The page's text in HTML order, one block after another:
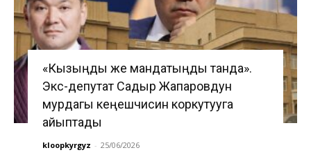
«Кызыңды же мандатыңды танда».
Экс-депутат Садыр Жапаровдун
мурдагы кеңешчисин коркутууга
айыптады
kloopkyrgyz - 25/06/2026